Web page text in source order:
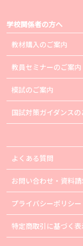
学校関係者の方へ
教材購入のご案内
教員セミナーのご案内
模試のご案内
国試対策ガイダンスの
よくある質問
お問い合わせ・資料請
プライバシーポリシー
特定商取引に基づく表